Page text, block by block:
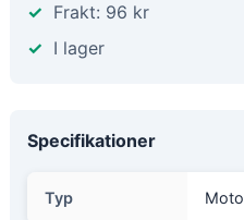
Frakt: 96 kr
I lager
Specifikationer
Typ